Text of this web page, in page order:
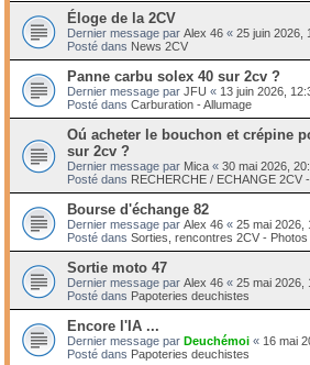
Éloge de la 2CV
Dernier message par Alex 46 « 25 juin 2026,
Posté dans News 2CV
Panne carbu solex 40 sur 2cv ?
Dernier message par JFU « 13 juin 2026,
Posté dans Carburation - Allumage
Oú acheter le bouchon et crépine
sur 2cv ?
Dernier message par Mica « 30 mai 2026,
Posté dans RECHERCHE / ECHANGE 2CV
Bourse d'échange 82
Dernier message par Alex 46 « 25 mai 2026,
Posté dans Sorties, rencontres 2CV - Photos
Sortie moto 47
Dernier message par Alex 46 « 25 mai 2026,
Posté dans Papoteries deuchistes
Encore l'IA ...
Dernier message par Deuchémoi « 16 mai
Posté dans Papoteries deuchistes